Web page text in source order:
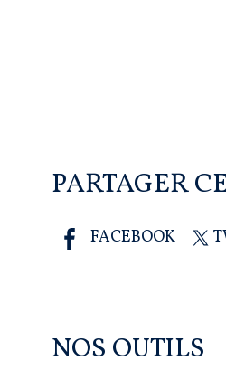
PARTAGER
FACEBOOK
NOS OUTILS